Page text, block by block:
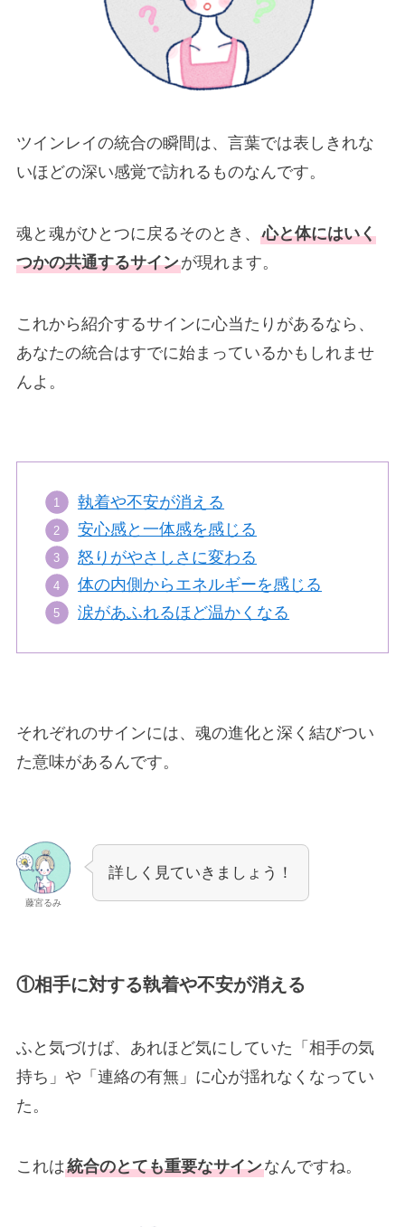
ツインレイの統合の瞬間は、言葉では表しきれな
いほどの深い感覚で訪れるものなんです。
魂と魂がひとつに戻るそのとき、 心と体にはいく
つかの共通するサインが現れます。
これから紹介するサインに心当たりがあるなら、
あなたの統合はすでに始まっているかもしれませ
んよ。
執着や不安が消える
安心感と一体感を感じる
怒りがやさしさに変わる
体の内側からエネルギーを感じる
涙があふれるほど温かくなる
それぞれのサインには、魂の進化と深く結びつい
た意味があるんです。
藤宮るみ
詳しく見ていきましょう！
①相手に対する執着や不安が消える
ふと気づけば、あれほど気にしていた「相手の気
持ち」や「連絡の有無」に心が揺れなくなってい
た。
これは統合のとても重要なサインなんですね。